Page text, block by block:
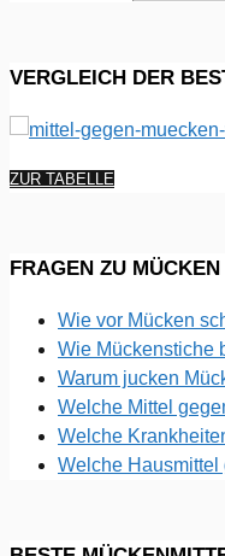
VERGLEICH DER
ZUR TABELLE
FRAGEN ZU
Wie vor Mücken
Wie Mückenstiche
Warum jucken
Welche Mittel
Welche
Welche